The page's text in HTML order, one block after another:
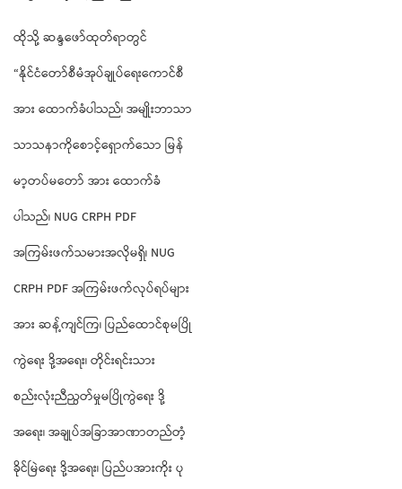
ထိုသို့ ဆန္ဒဖော်ထုတ်ရာတွင်
“နိုင်ငံတော်စီမံအုပ်ချုပ်ရေးကောင်စီ
အား ထောက်ခံပါသည်၊ အမျိုးဘာသာ
သာသနာကိုစောင့်ရှောက်သော မြန်
မာ့တပ်မတော် အား ထောက်ခံ
ပါသည်၊ NUG CRPH PDF
အကြမ်းဖက်သမားအလိုမရှိ၊ NUG
CRPH PDF အကြမ်းဖက်လုပ်ရပ်များ
အား ဆန့်ကျင်ကြ၊ ပြည်ထောင်စုမပြို
ကွဲရေး ဒို့အရေး၊ တိုင်းရင်းသား
စည်းလုံးညီညွတ်မှုမပြိုကွဲရေး ဒို့
အရေး၊ အချုပ်အခြာအာဏာတည်တံ့
ခိုင်မြဲရေး ဒို့အရေး၊ ပြည်ပအားကိုး ပု